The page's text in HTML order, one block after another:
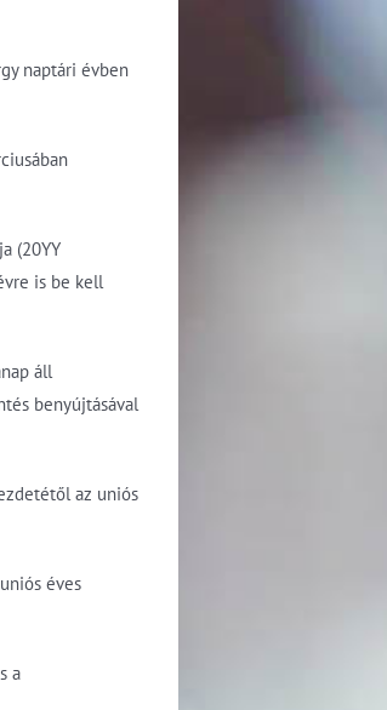
naptári évben
(20YY
is be kell
áll
benyújtásával
az uniós
éves
a